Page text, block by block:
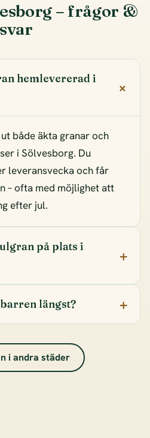
– frågor &
svar
hemlevererad i
både äkta granar och
i Sölvesborg. Du
leveransvecka och får
– ofta med möjlighet att
efter jul.
på plats i
längst?
i andra städer